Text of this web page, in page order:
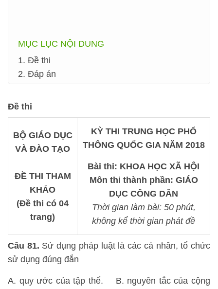
MỤC LỤC NỘI DUNG
1. Đề thi
2. Đáp án
Đề thi
BỘ GIÁO DỤC
VÀ ĐÀO TẠO
ĐỀ THI THAM
KHẢO
(Đề thi có 04
trang)
KỲ THI TRUNG HỌC PHỔ
THÔNG QUỐC GIA NĂM 2018
Bài thi: KHOA HỌC XÃ HỘI
Môn thi thành phần: GIÁO
DỤC CÔNG DÂN
Thời gian làm bài: 50 phút,
không kể thời gian phát đề
Câu 81. Sử dụng pháp luật là các cá nhân, tổ chức
sử dụng đúng đắn
A. quy ước của tập thể. B. nguyên tắc của cộng